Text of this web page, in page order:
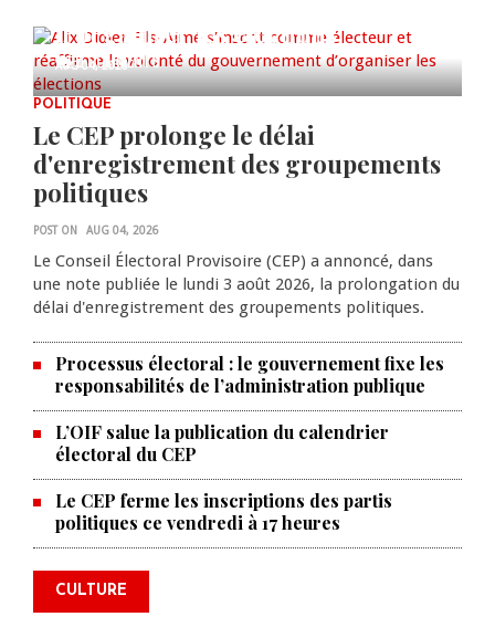
0 COMMENTS
d’organiser les élections
AUG 04, 2026
POLITIQUE
Le CEP prolonge le délai
d'enregistrement des groupements
politiques
POST ON AUG 04, 2026
Le Conseil Électoral Provisoire (CEP) a annoncé, dans
une note publiée le lundi 3 août 2026, la prolongation du
délai d'enregistrement des groupements politiques.
Processus électoral : le gouvernement fixe les
responsabilités de l’administration publique
L’OIF salue la publication du calendrier
électoral du CEP
Le CEP ferme les inscriptions des partis
politiques ce vendredi à 17 heures
CULTURE
La Chambre de commerce et de
l'industrie haïtiano-africaine
annonce des activités pour
commémorer le 235e
anniversaire de la cérémonie du